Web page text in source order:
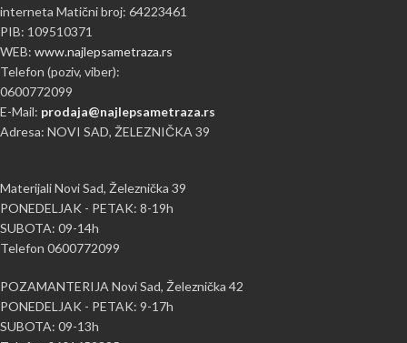
interneta Matični broj: 64223461
PIB: 109510371
WEB: www.najlepsametraza.rs
Telefon (poziv, viber):
0600772099
E-Mail: prodaja@najlepsametraza.rs
Adresa: NOVI SAD, ŽELEZNIČKA 39
Materijali Novi Sad, Železnička 39
PONEDELJAK - PETAK: 8-19h
SUBOTA: 09-14h
Telefon 0600772099
POZAMANTERIJA Novi Sad, Železnička 42
PONEDELJAK - PETAK: 9-17h
SUBOTA: 09-13h